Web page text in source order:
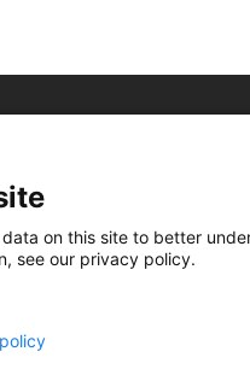
on this site to better
see our privacy policy.